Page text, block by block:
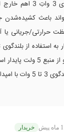
اتصال بلندگوی
باعث کشیده‌شدن
حرارتی/جریانی یا
محدود کنید و از منبع
4 اهم است.
پیش خریدار